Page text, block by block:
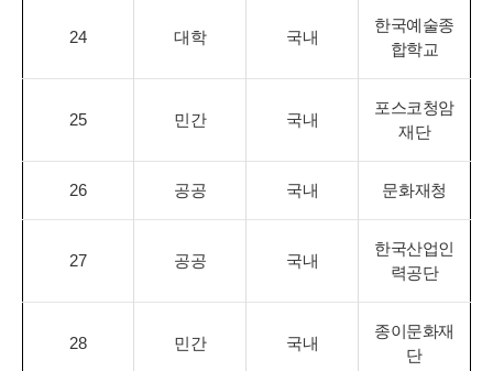
24 대학 국내
한국예술종
합학교
25 민간 국내
포스코청암
재단
26 공공 국내 문화재청
27 공공 국내
한국산업인
력공단
28 민간 국내
종이문화재
단